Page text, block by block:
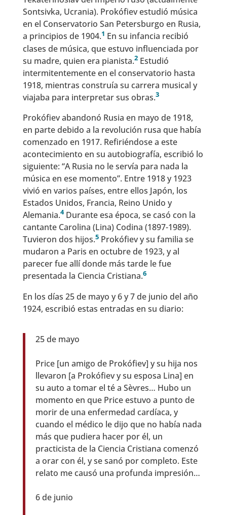
Sontsivka, Ucrania). Prokófiev estudió música
en el Conservatorio San Petersburgo en Rusia,
a principios de 1904.1 En su infancia recibió
clases de música, que estuvo influenciada por
su madre, quien era pianista.2Estudió
intermitentemente en el conservatorio hasta
1918, mientras construía su carrera musical y
viajaba para interpretar sus obras.3
Prokófiev abandonó Rusia en mayo de 1918,
en parte debido a la revolución rusa que había
comenzado en 1917. Refiriéndose a este
acontecimiento en su autobiografía, escribió lo
siguiente: “A Rusia no le servía para nada la
música en ese momento”. Entre 1918 y 1923
vivió en varios países, entre ellos Japón, los
Estados Unidos, Francia, Reino Unido y
Alemania.4Durante esa época, se casó con la
cantante Carolina (Lina) Codina (1897-1989).
Tuvieron dos hijos.5Prokófiev y su familia se
mudaron a Paris en octubre de 1923, y al
parecer fue allí donde más tarde le fue
presentada la Ciencia Cristiana.6
En los días 25 de mayo y 6 y 7 de junio del año
1924, escribió estas entradas en su diario:
25 de mayo
Price [un amigo de Prokófiev] y su hija nos
llevaron [a Prokófiev y su esposa Lina] en
su auto a tomar el té a Sèvres… Hubo un
momento en que Price estuvo a punto de
morir de una enfermedad cardíaca, y
cuando el médico le dijo que no había nada
más que pudiera hacer por él, un
practicista de la Ciencia Cristiana comenzó
a orar con él, y se sanó por completo. Este
relato me causó una profunda impresión…
6 de junio